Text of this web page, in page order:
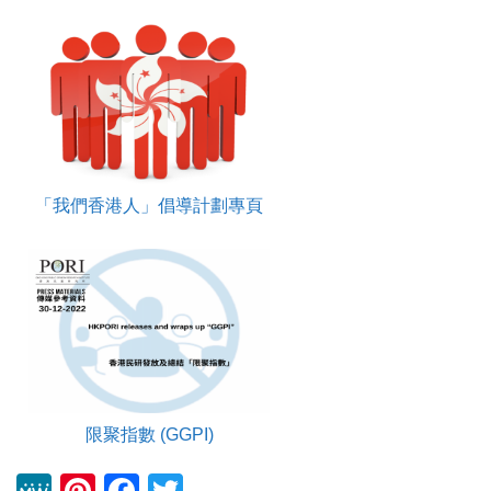
「我們香港人」倡導計劃專頁
限聚指數 (GGPI)